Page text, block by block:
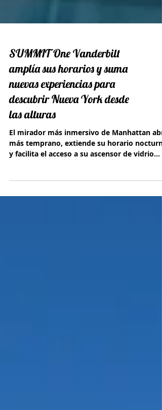
SUMMIT One Vanderbilt
amplía sus horarios y suma
nuevas experiencias para
descubrir Nueva York desde
las alturas
El mirador más inmersivo de Manhattan
y facilita el acceso a su ascensor de vidrio